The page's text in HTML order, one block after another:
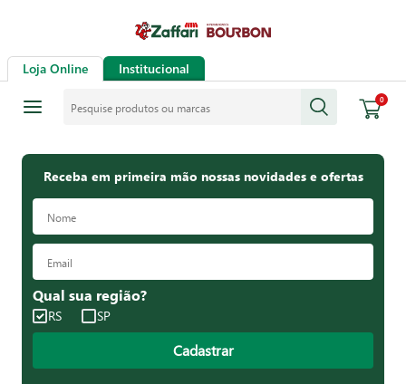
Loja Online Institucional
0
Receba em primeira mão nossas novidades e ofertas
Qual sua região?
RS SP
Cadastrar